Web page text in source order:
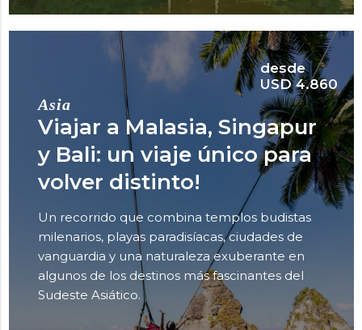
desde
USD 4.860
Asia
Viajar a Malasia, Singapur
y Bali: un viaje único para
volver distinto!
Un recorrido que combina templos budistas
milenarios, playas paradisíacas, ciudades de
vanguardia y una naturaleza exuberante en
algunos de los destinos más fascinantes del
Sudeste Asiático.